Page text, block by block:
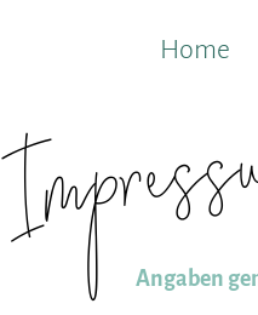
Home
Angaben